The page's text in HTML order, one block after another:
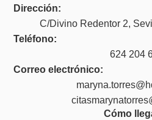
Dirección:
C/Divino Redentor 2,
Teléfono:
624 204
Correo electrónico:
Cómo